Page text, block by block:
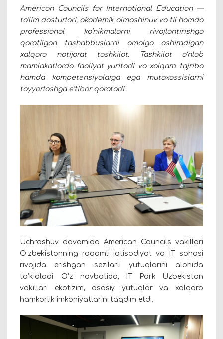
American Councils for International Education —
ta’lim dasturlari, akademik almashinuv va til hamda
professional ko‘nikmalarni rivojlantirishga
qaratilgan tashabbuslarni amalga oshiradigan
xalqaro notijorat tashkilot. Tashkilot o‘nlab
mamlakatlarda faoliyat yuritadi va xalqaro tajriba
hamda kompetensiyalarga ega mutaxassislarni
tayyorlashga e’tibor qaratadi.
Uchrashuv davomida American Councils vakillari
O‘zbekistonning raqamli iqtisodiyot va IT sohasi
rivojida erishgan sezilarli yutuqlarini alohida
ta’kidladi. O‘z navbatida, IT Park Uzbekistan
vakillari ekotizim, asosiy yutuqlar va xalqaro
hamkorlik imkoniyatlarini taqdim etdi.